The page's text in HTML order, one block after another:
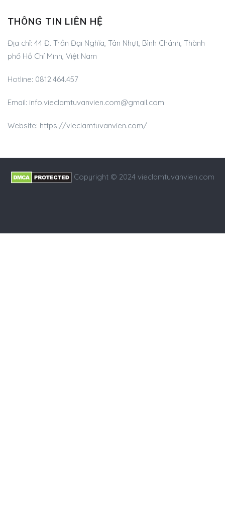
THÔNG TIN LIÊN HỆ
Địa chỉ: 44 Đ. Trần Đại Nghĩa, Tân Nhựt, Bình Chánh, Thành
phố Hồ Chí Minh, Việt Nam
Hotline: 0812.464.457
Email: info.vieclamtuvanvien.com@gmail.com
Website: https://vieclamtuvanvien.com/
Copyright © 2024 vieclamtuvanvien.com